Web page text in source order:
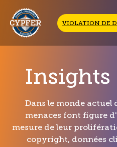
CYPFER
VIOLATION DE
Insights
Dans le monde actuel
menaces font figure
mesure de leur
copyright, données